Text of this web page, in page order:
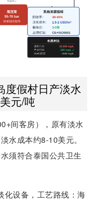
度假村日产淡水
元/吨
间客房），原有淡水
水成本约8-10美元。
须符合泰国公共卫生
化设备，工艺路线：海